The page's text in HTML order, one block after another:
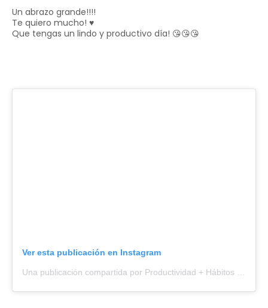
Un abrazo grande!!!!
Te quiero mucho! ♥️
Que tengas un lindo y productivo día! 😘😘😘
Ver esta publicación en Instagram